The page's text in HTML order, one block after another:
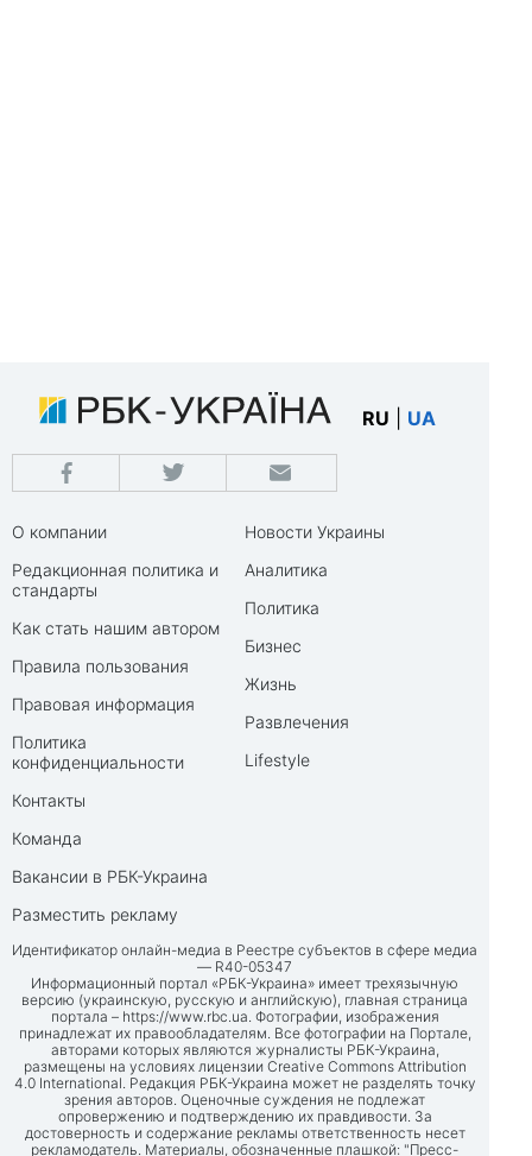
RU UA
О компании
Редакционная политика и
стандарты
Как стать нашим автором
Правила пользования
Правовая информация
Политика
конфиденциальности
Контакты
Команда
Вакансии в РБК-Украина
Разместить рекламу
Новости Украины
Аналитика
Политика
Бизнес
Жизнь
Развлечения
Lifestyle
Идентификатор онлайн-медиа в Реестре субъектов в сфере медиа
— R40-05347
Информационный портал «РБК-Украина» имеет трехязычную
версию (украинскую, русскую и английскую), главная страница
портала – https://www.rbc.ua. Фотографии, изображения
принадлежат их правообладателям. Все фотографии на Портале,
авторами которых являются журналисты РБК-Украина,
размещены на условиях лицензии Creative Commons Attribution
4.0 International. Редакция РБК-Украина может не разделять точку
зрения авторов. Оценочные суждения не подлежат
опровержению и подтверждению их правдивости. За
достоверность и содержание рекламы ответственность несет
рекламодатель. Материалы, обозначенные плашкой: "Пресс-